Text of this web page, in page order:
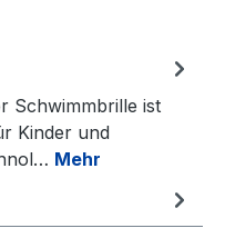
Schwimmbrille ist
Kinder und
Mehr